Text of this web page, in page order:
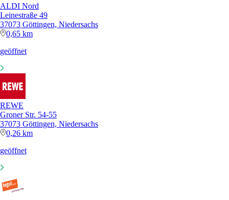
ALDI Nord
Leinestraße 49
37073 Göttingen, Niedersachs
0,65 km
geöffnet
REWE
Groner Str. 54-55
37073 Göttingen, Niedersachs
0,26 km
geöffnet